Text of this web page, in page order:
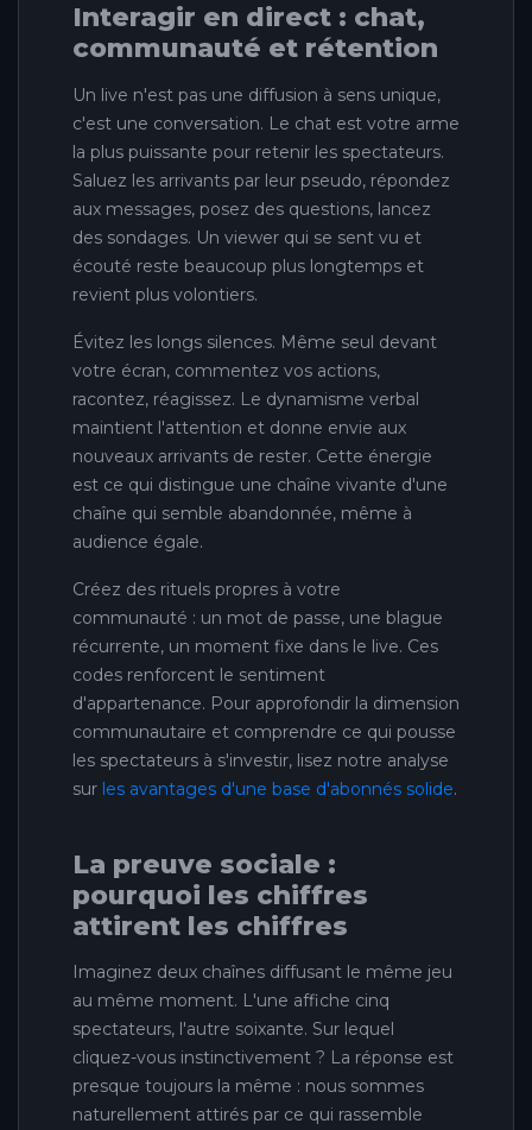
Interagir en direct : chat,
communauté et rétention
Un live n'est pas une diffusion à sens unique,
c'est une conversation. Le chat est votre arme
la plus puissante pour retenir les spectateurs.
Saluez les arrivants par leur pseudo, répondez
aux messages, posez des questions, lancez
des sondages. Un viewer qui se sent vu et
écouté reste beaucoup plus longtemps et
revient plus volontiers.
Évitez les longs silences. Même seul devant
votre écran, commentez vos actions,
racontez, réagissez. Le dynamisme verbal
maintient l'attention et donne envie aux
nouveaux arrivants de rester. Cette énergie
est ce qui distingue une chaîne vivante d'une
chaîne qui semble abandonnée, même à
audience égale.
Créez des rituels propres à votre
communauté : un mot de passe, une blague
récurrente, un moment fixe dans le live. Ces
codes renforcent le sentiment
d'appartenance. Pour approfondir la dimension
communautaire et comprendre ce qui pousse
les spectateurs à s'investir, lisez notre analyse
sur les avantages d'une base d'abonnés solide.
La preuve sociale :
pourquoi les chiffres
attirent les chiffres
Imaginez deux chaînes diffusant le même jeu
au même moment. L'une affiche cinq
spectateurs, l'autre soixante. Sur lequel
cliquez-vous instinctivement ? La réponse est
presque toujours la même : nous sommes
naturellement attirés par ce qui rassemble